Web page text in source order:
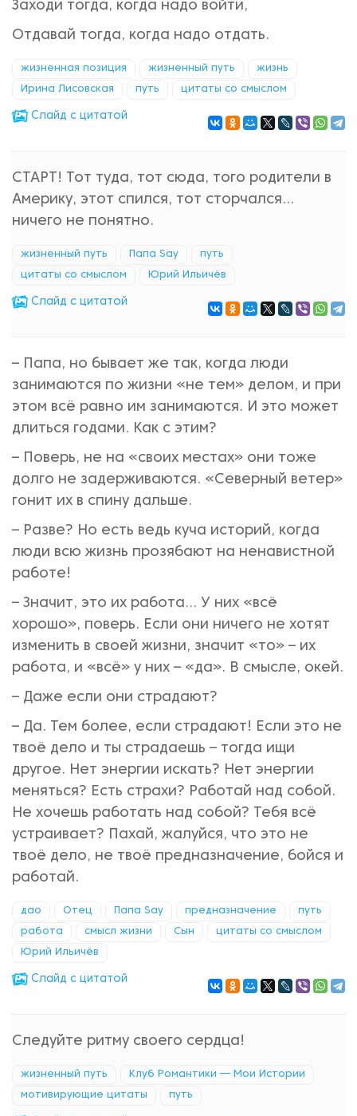
Заходи тогда, когда надо войти,
Отдавай тогда, когда надо отдать.
жизненная позиция жизненный путь жизнь
Ирина Лисовская путь цитаты со смыслом
Cлайд с цитатой
СТАРТ! Тот туда, тот сюда, того родители в
Америку, этот спился, тот сторчался...
ничего не понятно.
жизненный путь Папа Say путь
цитаты со смыслом Юрий Ильичёв
Cлайд с цитатой
– Папа, но бывает же так, когда люди
занимаются по жизни «не тем» делом, и при
этом всё равно им занимаются. И это может
длиться годами. Как с этим?
– Поверь, не на «своих местах» они тоже
долго не задерживаются. «Северный ветер»
гонит их в спину дальше.
– Разве? Но есть ведь куча историй, когда
люди всю жизнь прозябают на ненавистной
работе!
– Значит, это их работа... У них «всё
хорошо», поверь. Если они ничего не хотят
изменить в своей жизни, значит «то» – их
работа, и «всё» у них – «да». В смысле, окей.
– Даже если они страдают?
– Да. Тем более, если страдают! Если это не
твоё дело и ты страдаешь – тогда ищи
другое. Нет энергии искать? Нет энергии
меняться? Есть страхи? Работай над собой.
Не хочешь работать над собой? Тебя всё
устраивает? Пахай, жалуйся, что это не
твоё дело, не твоё предназначение, бойся и
работай.
дао Отец Папа Say предназначение путь
работа смысл жизни Сын цитаты со смыслом
Юрий Ильичёв
Cлайд с цитатой
Следуйте ритму своего сердца!
жизненный путь Клуб Романтики — Мои Истории
мотивирующие цитаты путь